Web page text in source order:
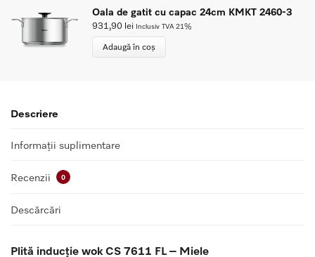
Oala de gatit cu capac 24cm KMKT 2460-3
931,90 lei Inclusiv TVA 21%
Adaugă în coș
Descriere
Informații suplimentare
Recenzii 0
Descărcări
Plită inducție wok CS 7611 FL – Miele